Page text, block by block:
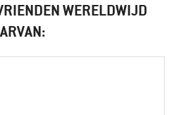
WERELDWIJD